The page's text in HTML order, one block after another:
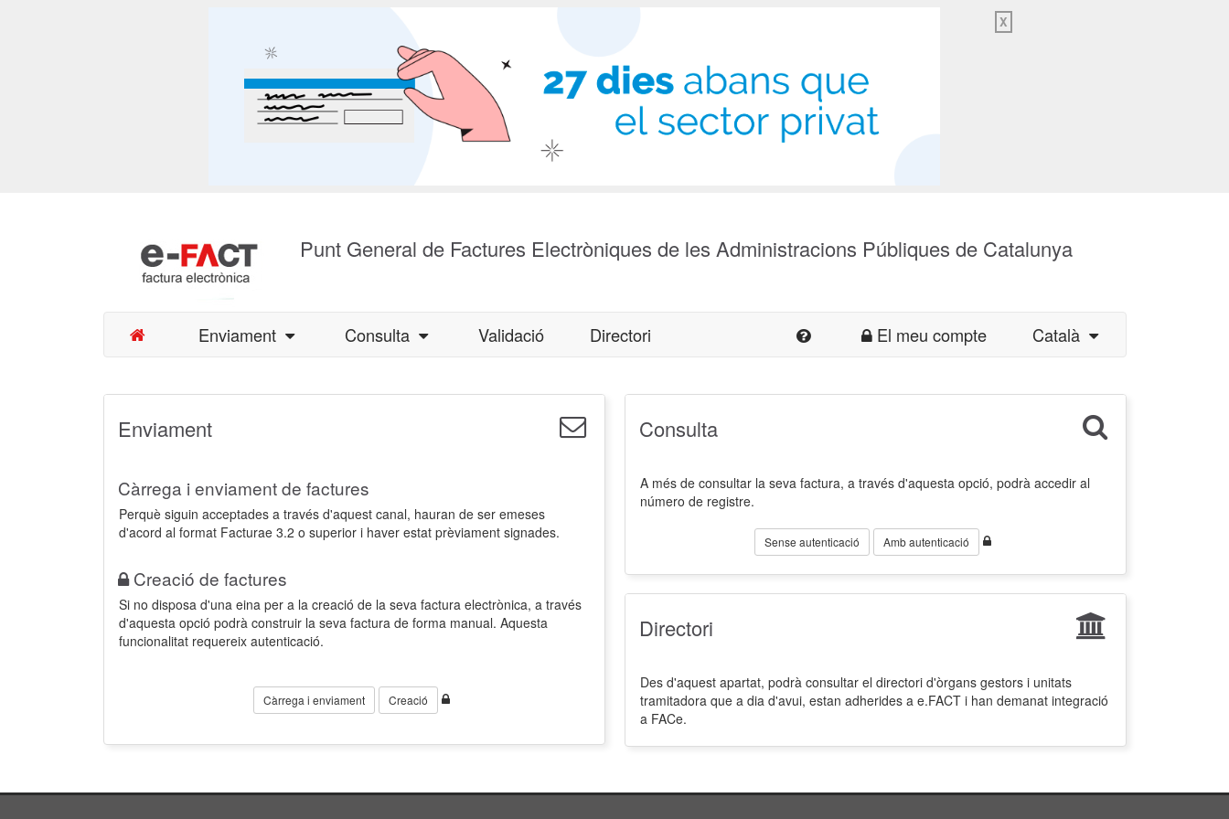
X
Punt General de Factures Electròniques de les Administracions Públiques de Catalunya
Enviament Consulta Validació Directori El meu compte Català
Enviament
Càrrega i enviament de factures
Perquè siguin acceptades a través d'aquest canal, hauran de ser emeses
d'acord al format Facturae 3.2 o superior i haver estat prèviament signades.
Creació de factures
Si no disposa d'una eina per a la creació de la seva factura electrònica, a través
d'aquesta opció podrà construir la seva factura de forma manual. Aquesta
funcionalitat requereix autenticació.
Càrrega i enviament Creació
Consulta
A més de consultar la seva factura, a través d'aquesta opció, podrà accedir al
número de registre.
Sense autenticació Amb autenticació
Directori
Des d'aquest apartat, podrà consultar el directori d'òrgans gestors i unitats
tramitadora que a dia d'avui, estan adherides a e.FACT i han demanat integració
a FACe.